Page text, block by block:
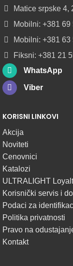
U
ROLNAMA
POGLEDAJ
Matice srpske 4,
Mobilni: +381 69
Mobilni: +381 63
Fiksni: +381 21
WhatsApp
Viber
KORISNI LINKOVI
Akcija
Noviteti
Cenovnici
Katalozi
ULTRALIGHT
Korisnički servis i
Podaci za
Politika privatnosti
Pravo na
Kontakt